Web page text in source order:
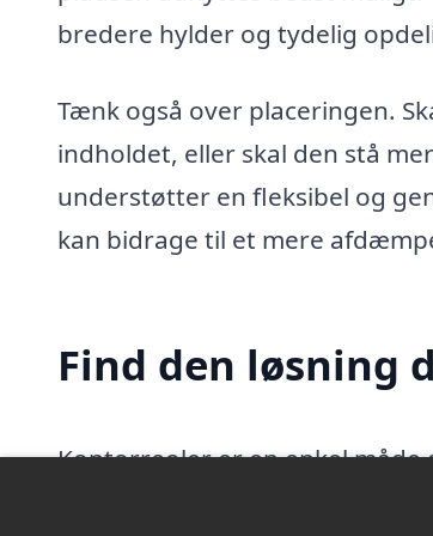
bredere hylder og tydelig
Tænk også over placeringen.
indholdet, eller skal den stå
understøtter en fleksibel og
kan bidrage til et mere
Find den løsning
Kontorreoler er en enkel
ressourcer bedre. De kan